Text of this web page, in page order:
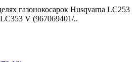
газонокосарок Husqvarna LC253
V (967069401/..